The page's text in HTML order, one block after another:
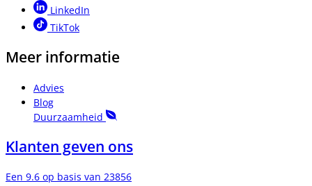
LinkedIn
TikTok
Meer informatie
Advies
Blog
Duurzaamheid
Klanten geven ons
Een 9.6 op basis van 23856